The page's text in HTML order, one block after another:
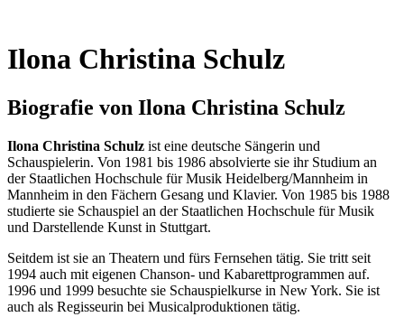
Ilona Christina Schulz
Biografie von Ilona Christina Schulz
Ilona Christina Schulz ist eine deutsche Sängerin und
Schauspielerin. Von 1981 bis 1986 absolvierte sie ihr Studium an
der Staatlichen Hochschule für Musik Heidelberg/Mannheim in
Mannheim in den Fächern Gesang und Klavier. Von 1985 bis 1988
studierte sie Schauspiel an der Staatlichen Hochschule für Musik
und Darstellende Kunst in Stuttgart.
Seitdem ist sie an Theatern und fürs Fernsehen tätig. Sie tritt seit
1994 auch mit eigenen Chanson- und Kabarettprogrammen auf.
1996 und 1999 besuchte sie Schauspielkurse in New York. Sie ist
auch als Regisseurin bei Musicalproduktionen tätig.